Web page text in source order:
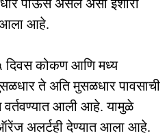
पाऊस असेल असा इशारा
आला आहे.
दिवस कोकण आणि मध्य
ते अति मुसळधार पावसाची
वर्तवण्यात आली आहे. यामुळे
अलर्टही देण्यात आला आहे.